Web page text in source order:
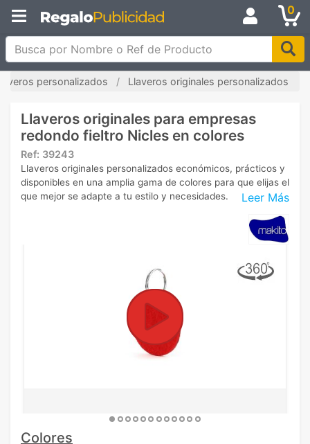
0
Busca por Nombre o Ref de Producto
personalizados Llaveros originales personalizados
Llaveros originales para empresas
redondo fieltro Nicles en colores
Ref: 39243
Leer Más
Llaveros originales personalizados económicos, prácticos y
disponibles en una amplia gama de colores para que elijas el
que mejor se adapte a tu estilo y necesidades.
Colores